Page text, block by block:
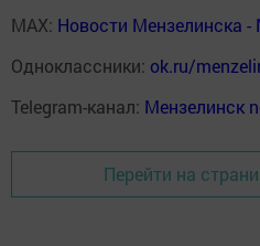
MAX: Новости Мензелинска -
Одноклассники: ok.ru/
Telegram-канал: Мензелинск
Перейти на